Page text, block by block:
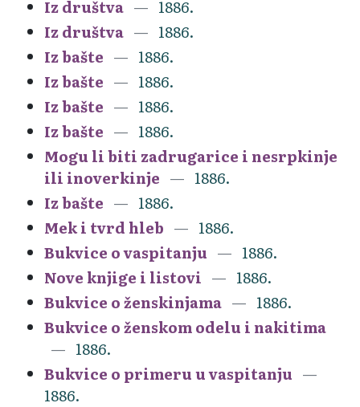
Iz društva
1886.
Iz društva
1886.
Iz bašte
1886.
Iz bašte
1886.
Iz bašte
1886.
Iz bašte
1886.
Mogu li biti zadrugarice i nesrpkinje
ili inoverkinje
1886.
Iz bašte
1886.
Mek i tvrd hleb
1886.
Bukvice o vaspitanju
1886.
Nove knjige i listovi
1886.
Bukvice o ženskinjama
1886.
Bukvice o ženskom odelu i nakitima
1886.
Bukvice o primeru u vaspitanju
1886.